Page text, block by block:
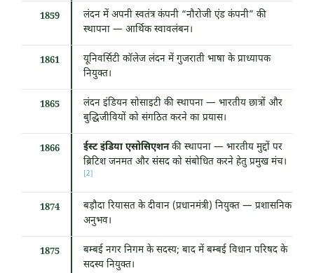
1859
लंदन में अपनी स्वतंत्र कंपनी “नौरोजी एंड कंपनी” की
स्थापना — आर्थिक स्वावलंबन।
1861
यूनिवर्सिटी कॉलेज लंदन में गुजराती भाषा के प्राध्यापक
नियुक्त।
1865
लंदन इंडियन सोसाइटी की स्थापना — भारतीय छात्रों और
बुद्धिजीवियों को संगठित करने का प्रयास।
1866 ईस्ट इंडिया एसोसिएशनकी स्थापना — भारतीय मुद्दों पर
ब्रिटिश जनमत और संसद को संबोधित करने हेतु प्रमुख मंच।
[2]
1874
बड़ौदा रियासत के दीवान (प्रधानमंत्री) नियुक्त — प्रशासनिक
अनुभव।
1875
बम्बई नगर निगम के सदस्य; बाद में बम्बई विधान परिषद के
सदस्य नियुक्त।